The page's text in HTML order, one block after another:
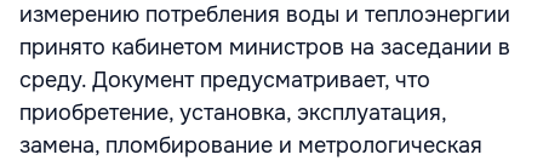
измерению потребления воды и теплоэнергии
принято кабинетом министров на заседании в
среду. Документ предусматривает, что
приобретение, установка, эксплуатация,
замена, пломбирование и метрологическая